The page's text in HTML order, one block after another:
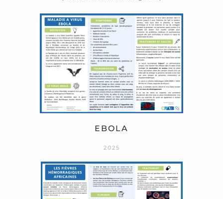
EBOLA
2025